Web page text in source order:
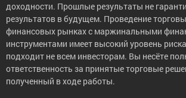
доходности. Прошлые результаты не
результатов в будущем. Проведение
финансовых рынках с маржинальными
инструментами имеет высокий уровень
подходит не всем инвесторам. Вы несёте
ответственность за принятые торговые
полученный в ходе работы.